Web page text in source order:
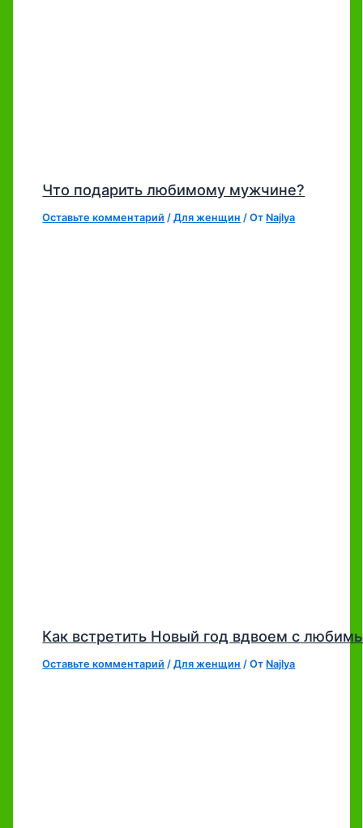
Что подарить любимому мужчине?
Оставьте комментарий /Для женщин / От Najlya
Как встретить Новый год вдвоем с
Оставьте комментарий /Для женщин / От Najlya